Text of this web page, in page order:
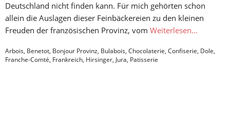
Deutschland nicht finden kann. Für mich gehörten schon
allein die Auslagen dieser Feinbäckereien zu den kleinen
Freuden der französischen Provinz, vom Weiterlesen…
Arbois, Benetot, Bonjour Provinz, Bulabois, Chocolaterie, Confiserie, Dole,
Franche-Comté, Frankreich, Hirsinger, Jura, Patisserie